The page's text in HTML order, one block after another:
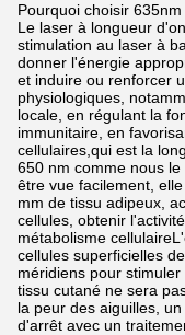
Pourquoi choisir
Le laser à longueur
stimulation au laser à
donner l'énergie
et induire ou renforcer
physiologiques,
locale, en régulant la
immunitaire, en
cellulaires,qui est la
650 nm comme nous
être vue facilement,
mm de tissu adipeux,
cellules, obtenir
métabolisme
cellules superficielles
méridiens pour
tissu cutané ne sera
la peur des aiguilles,
d'arrêt avec un